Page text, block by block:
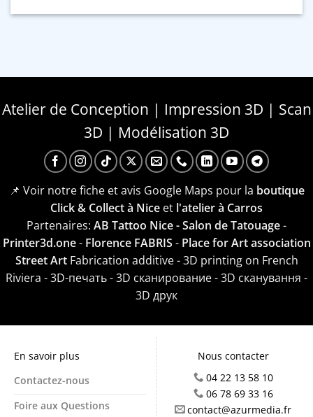
Atelier de Conception | Impression 3D | Scan
3D | Modélisation 3D
📌 Voir notre fiche et avis Google Maps pour la boutique
Click & Collect à Nice et l'atelier à Carros
Partenaires: AB Tattoo Nice - Salon de Tatouage-
Printer3d.one- Florence FABRIS - Place for Art association
Street ArtFabrication additive - 3D printing on French
Riviera - 3D-печать - 3D сканирование - 3D сканування -
3D друк
En savoir plus
Contactez-nous
Foire aux Questions
Nous contacter
04 22 13 58 10
06 78 69 33 16
contact@azurmedia.fr